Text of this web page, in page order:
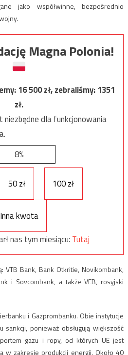
jako współwinne, bezpośrednio
Magna Polonia!
16 500zł, zebraliśmy:1351
zł.
dla funkcjonowania
8%
50 zł 100 zł
Inna kwota
nas tym miesiącu: Tutaj
VTB Bank, Bank Otkritie, Novikombank,
i Sovcombank, a także VEB, rosyjski
i Gazprombanku. Obie instytucje
sankcji, ponieważ obsługują większość
gazu i ropy, od których UE jest
w zakresie produkcji energii. Około 40